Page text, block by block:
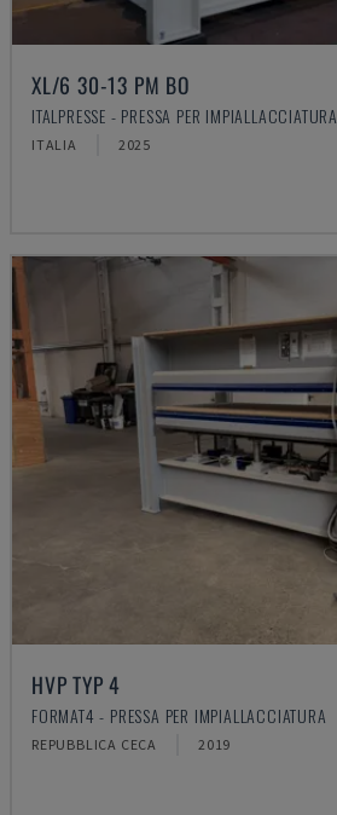
XL/6 30-13 PM BO
ITALPRESSE - PRESSA PER IMPIALLACCIATURA
ITALIA 2025
HVP TYP 4
FORMAT4 - PRESSA PER IMPIALLACCIATURA
REPUBBLICA CECA 2019